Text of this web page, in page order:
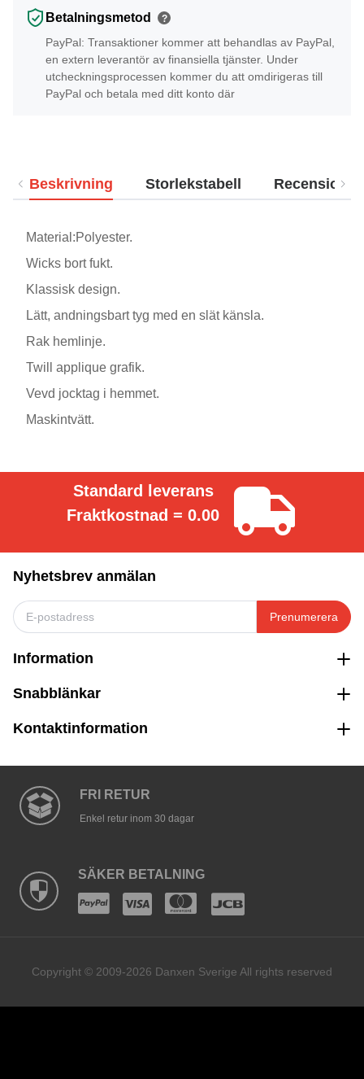
Betalningsmetod ?
PayPal: Transaktioner kommer att behandlas av PayPal,
en extern leverantör av finansiella tjänster. Under
utcheckningsprocessen kommer du att omdirigeras till
PayPal och betala med ditt konto där
Beskrivning Storlekstabell Recensioner
Material:Polyester.
Wicks bort fukt.
Klassisk design.
Lätt, andningsbart tyg med en slät känsla.
Rak hemlinje.
Twill applique grafik.
Vevd jocktag i hemmet.
Maskintvätt.
Standard leverans
Fraktkostnad = 0.00
Nyhetsbrev anmälan
Prenumerera
Information
Snabblänkar
Kontaktinformation
FRI RETUR
Enkel retur inom 30 dagar
SÄKER BETALNING
Copyright © 2009-2026 Danxen Sverige All rights reserved